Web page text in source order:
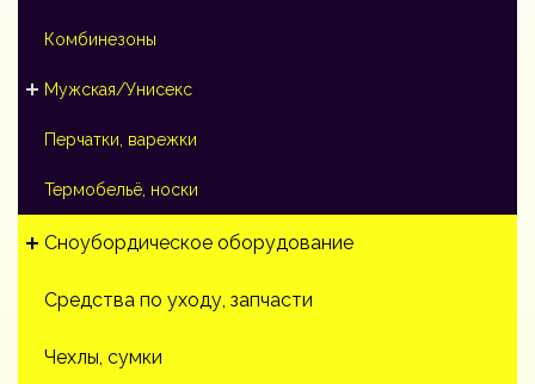
Комбинезоны
Мужская/Унисекс
Перчатки, варежки
Термобельё, носки
Сноубордическое оборудование
Средства по уходу, запчасти
Чехлы, сумки